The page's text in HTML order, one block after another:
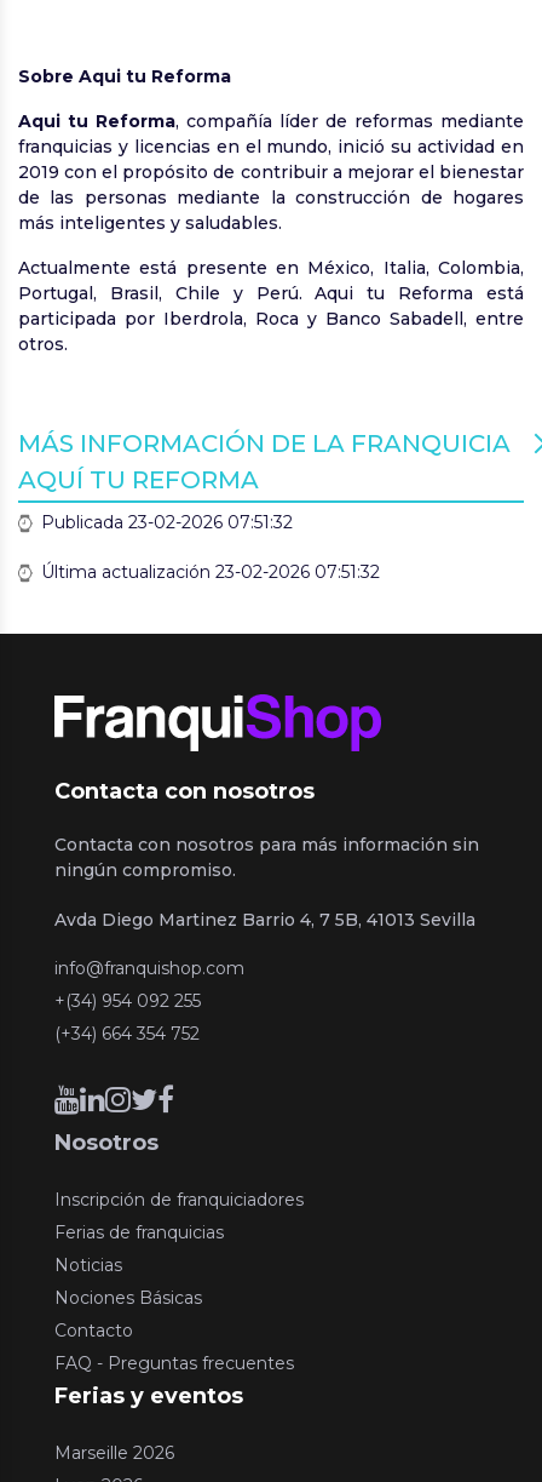
Sobre Aqui tu Reforma
Aqui tu Reforma, compañía líder de reformas mediante
franquicias y licencias en el mundo, inició su actividad en
2019 con el propósito de contribuir a mejorar el bienestar
de las personas mediante la construcción de hogares
más inteligentes y saludables.
Actualmente está presente en México, Italia, Colombia,
Portugal, Brasil, Chile y Perú. Aqui tu Reforma está
participada por Iberdrola, Roca y Banco Sabadell, entre
otros.
MÁS INFORMACIÓN DE LA FRANQUICIA
AQUÍ TU REFORMA
Publicada 23-02-2026 07:51:32
Última actualización 23-02-2026 07:51:32
Contacta con nosotros
Contacta con nosotros para más información sin
ningún compromiso.
Avda Diego Martinez Barrio 4, 7 5B, 41013 Sevilla
info@franquishop.com
+(34) 954 092 255
(+34) 664 354 752
Nosotros
Inscripción de franquiciadores
Ferias de franquicias
Noticias
Nociones Básicas
Contacto
FAQ - Preguntas frecuentes
Ferias y eventos
Marseille 2026